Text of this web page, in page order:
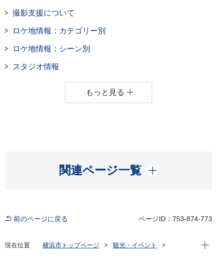
撮影支援について
ロケ地情報：カテゴリー別
ロケ地情報：シーン別
スタジオ情報
もっと見る
関連ページ一覧
開く
前のページに戻る ページID：753-874-773
現在位置 横浜市トップページ
観光・イベント
現在